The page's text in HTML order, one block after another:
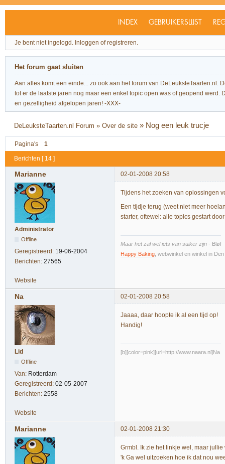
INDEX GEBRUIKERSLIJST
Je bent niet ingelogd. Inloggen of registreren.
Het forum gaat sluiten
Aan alles komt een einde... zo ook aan het forum van
tot er de laatste jaren nog maar een enkel topic open was of geopend
en gezelligheid afgelopen jaren! -XXX-
DeLeuksteTaarten.nl Forum »Over de site » Nog een leuk trucje
Pagina's 1
Berichten [ 14 ]
Marianne 02-01-2008 20:58
Administrator
Offline
Geregistreerd: 19-06-2004
Berichten: 27565
Tijdens het zoeken van oplossingen
Een tijdje terug (weet niet meer
starter, oftewel: alle topics gestart door
Maar het zal wel iets van suiker zijn - Bløf
Happy Baking , webwinkel en winkel in
Website
Na 02-01-2008 20:58
Lid
Offline
Van: Rotterdam
Geregistreerd: 02-05-2007
Berichten: 2558
Jaaaa, daar hoopte ik al een tijd op!
Handig!
[b][color=pink][url=http://www.naara.nl]Na
Website
Marianne 02-01-2008 21:30
Grmbl. Ik zie het linkje wel, maar
'k Ga wel uitzoeken hoe ik dat nou